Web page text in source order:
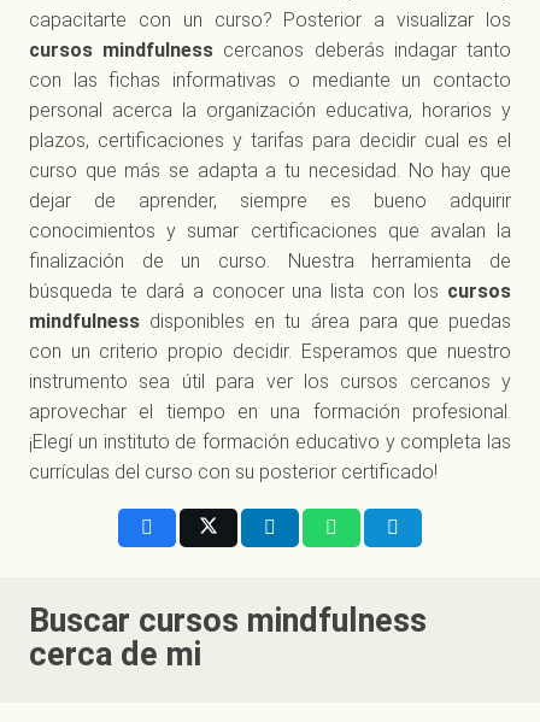
capacitarte con un curso? Posterior a visualizar los
cursos mindfulness cercanos deberás indagar tanto
con las fichas informativas o mediante un contacto
personal acerca la organización educativa, horarios y
plazos, certificaciones y tarifas para decidir cual es el
curso que más se adapta a tu necesidad. No hay que
dejar de aprender, siempre es bueno adquirir
conocimientos y sumar certificaciones que avalan la
finalización de un curso. Nuestra herramienta de
búsqueda te dará a conocer una lista con los cursos
mindfulness disponibles en tu área para que puedas
con un criterio propio decidir. Esperamos que nuestro
instrumento sea útil para ver los cursos cercanos y
aprovechar el tiempo en una formación profesional.
¡Elegí un instituto de formación educativo y completa las
currículas del curso con su posterior certificado!
Buscar cursos mindfulness
cerca de mi